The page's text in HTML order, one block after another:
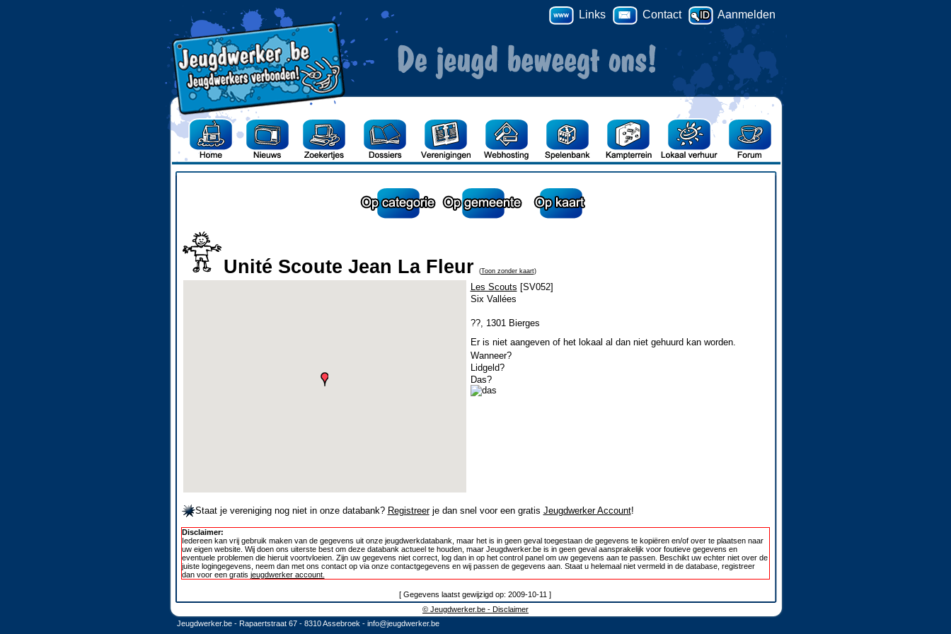
Links Contact Aanmelden
Unité Scoute Jean La Fleur (Toon zonder kaart)
Les Scouts [SV052]
Six Vallées
??, 1301 Bierges
Er is niet aangeven of het lokaal al dan niet gehuurd kan worden.
Wanneer?
Lidgeld?
Das?
Staat je vereniging nog niet in onze databank? Registreerje dan snel voor een gratis Jeugdwerker Account!
Disclaimer:
Iedereen kan vrij gebruik maken van de gegevens uit onze jeugdwerkdatabank, maar het is in geen geval toegestaan de gegevens te kopiëren en/of over te plaatsen naar
uw eigen website. Wij doen ons uiterste best om deze databank actueel te houden, maar Jeugdwerker.be is in geen geval aansprakelijk voor foutieve gegevens en
eventuele problemen die hieruit voortvloeien. Zijn uw gegevens niet correct, log dan in op het control panel om uw gegevens aan te passen. Beschikt uw echter niet over de
juiste logingegevens, neem dan met ons contact op via onze contactgegevens en wij passen de gegevens aan. Staat u helemaal niet vermeld in de database, registreer
dan voor een gratis jeugdwerker account.
[ Gegevens laatst gewijzigd op: 2009-10-11 ]
© Jeugdwerker.be - Disclaimer
Jeugdwerker.be - Rapaertstraat 67 - 8310 Assebroek - info@jeugdwerker.be